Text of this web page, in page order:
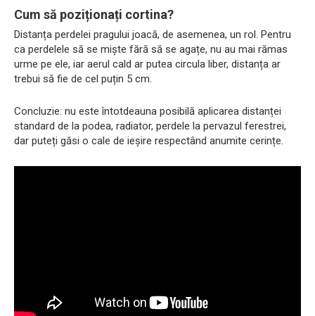
Cum să poziționați cortina?
Distanța perdelei pragului joacă, de asemenea, un rol. Pentru
ca perdelele să se miște fără să se agațe, nu au mai rămas
urme pe ele, iar aerul cald ar putea circula liber, distanța ar
trebui să fie de cel puțin 5 cm.
Concluzie: nu este întotdeauna posibilă aplicarea distanței
standard de la podea, radiator, perdele la pervazul ferestrei,
dar puteți găsi o cale de ieșire respectând anumite cerințe.